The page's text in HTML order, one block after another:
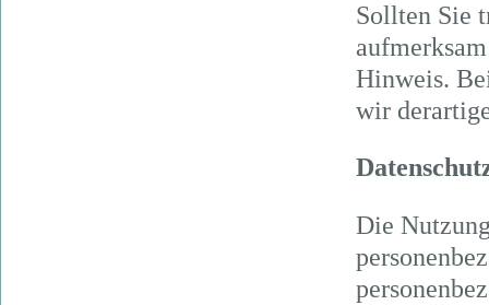
Sollten Sie
Hinweis.
wir
Die